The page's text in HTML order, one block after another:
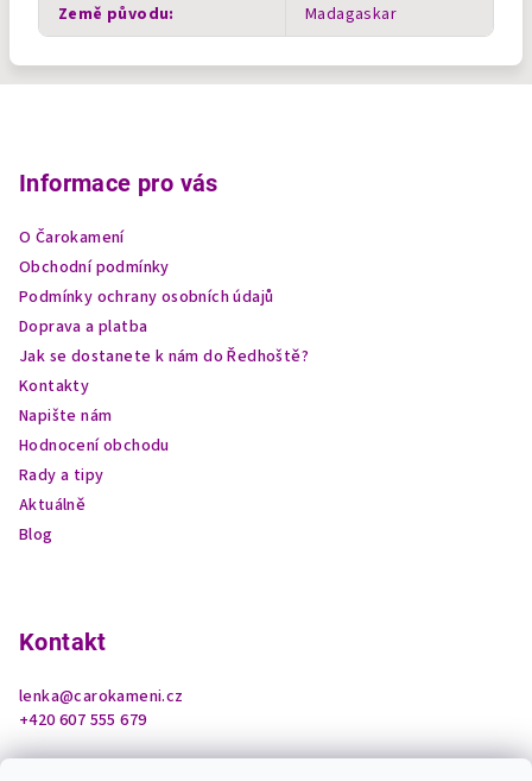
Země původu: Madagaskar
Informace pro vás
O Čarokamení
Obchodní podmínky
Podmínky ochrany osobních údajů
Doprava a platba
Jak se dostanete k nám do Ředhoště?
Kontakty
Napište nám
Hodnocení obchodu
Rady a tipy
Aktuálně
Blog
Kontakt
lenka@carokameni.cz
+420 607 555 679